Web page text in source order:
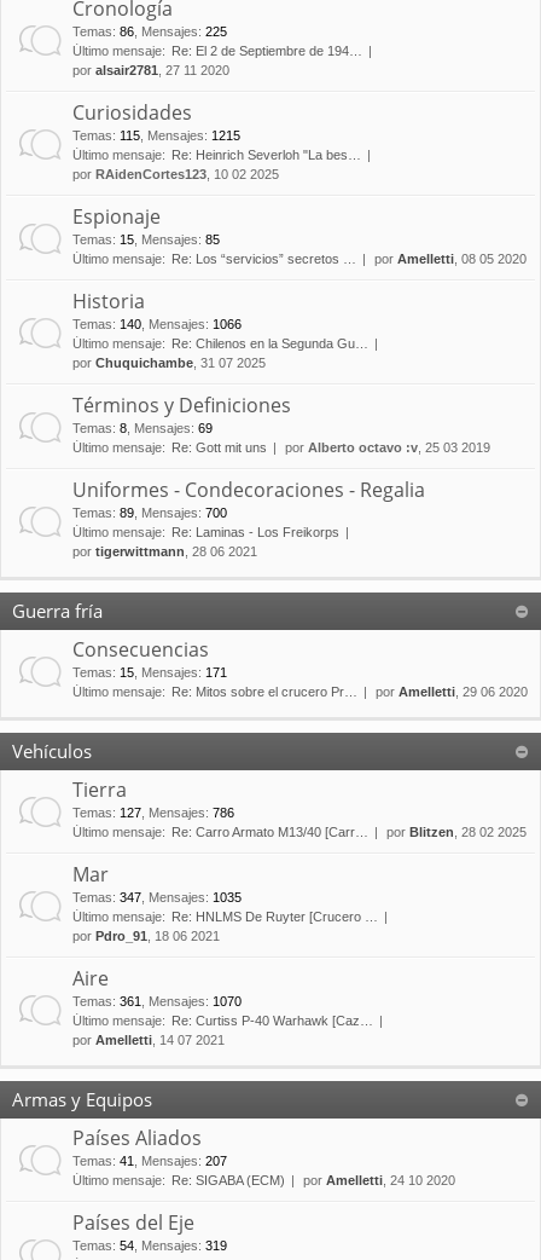
Cronología
Temas: 86 Mensajes: 225
Último mensaje:
Re: El 2 de Septiembre de 194…
por alsair2781 , 27 11 2020
Curiosidades
Temas: 115 Mensajes: 1215
Último mensaje:
Re: Heinrich Severloh "La bes…
por RAidenCortes123 , 10 02 2025
Espionaje
Temas: 15 Mensajes: 85
Último mensaje:
Re: Los “servicios” secretos … por Amelletti , 08 05 2020
Historia
Temas: 140 Mensajes: 1066
Último mensaje:
Re: Chilenos en la Segunda Gu…
por Chuquichambe , 31 07 2025
Términos y Definiciones
Temas: 8 Mensajes: 69
Último mensaje:
Re: Gott mit uns por Alberto octavo :v , 25 03 2019
Uniformes - Condecoraciones - Regalia
Temas: 89 Mensajes: 700
Último mensaje:
Re: Laminas - Los Freikorps
por tigerwittmann , 28 06 2021
Guerra fría
Consecuencias
Temas: 15 Mensajes: 171
Último mensaje:
Re: Mitos sobre el crucero Pr… por Amelletti , 29 06 2020
Vehículos
Tierra
Temas: 127 Mensajes: 786
Último mensaje:
Re: Carro Armato M13/40 [Carr… por Blitzen , 28 02 2025
Mar
Temas: 347 Mensajes: 1035
Último mensaje:
Re: HNLMS De Ruyter [Crucero …
por Pdro_91 , 18 06 2021
Aire
Temas: 361 Mensajes: 1070
Último mensaje:
Re: Curtiss P-40 Warhawk [Caz…
por Amelletti , 14 07 2021
Armas y Equipos
Países Aliados
Temas: 41 Mensajes: 207
Último mensaje:
Re: SIGABA (ECM) por Amelletti , 24 10 2020
Países del Eje
Temas: 54 Mensajes: 319